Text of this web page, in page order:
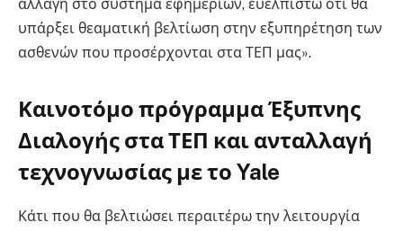
αλλαγή στο σύστημα εφημεριών, ευελπιστώ ότι θα
υπάρξει θεαματική βελτίωση στην εξυπηρέτηση των
ασθενών που προσέρχονται στα ΤΕΠ μας».
Καινοτόμο πρόγραμμα Έξυπνης
Διαλογής στα ΤΕΠ και ανταλλαγή
τεχνογνωσίας με το Yale
Κάτι που θα βελτιώσει περαιτέρω την λειτουργία